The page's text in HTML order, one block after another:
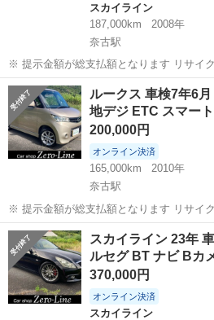
スカイライン
187,000km
2008年
奈古駅
※ 提示金額が総支払額となります リサイ
まず支払い能力がない、約束を守れない、
らない質問、値引き交渉をされる方はコ
ださい。もしされた場合はブロッ...
山口 萩市 奈古駅 スカイライ
ルークス 車検7年6
地デジ ETC スマー
200,000円
オンライン決済
165,000km
2010年
奈古駅
※ 提示金額が総支払額となります リサイ
まず支払い能力がない、約束を守れない、
らない質問、値引き交渉をされる方はコ
ださい。もしされた場合はブロッ...
山口 萩市 奈古駅
スカイライン 23年
ルセグ BT ナビ Bカ
370,000円
オンライン決済
スカイライン